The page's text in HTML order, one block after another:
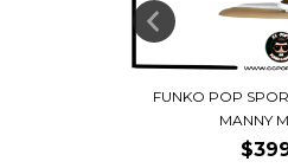
FUNKO POP
MANNY